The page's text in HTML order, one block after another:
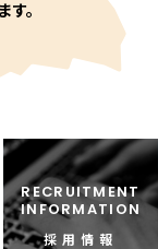
。
RECRUITMENT
INFORMATION
採用情報